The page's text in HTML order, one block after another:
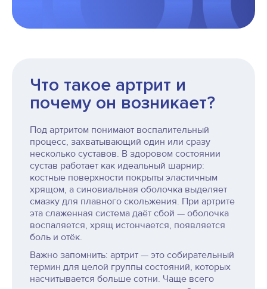
Что такое артрит и
почему он возникает?
Под артритом понимают воспалительный
процесс, захватывающий один или сразу
несколько суставов. В здоровом состоянии
сустав работает как идеальный шарнир:
костные поверхности покрыты эластичным
хрящом, а синовиальная оболочка выделяет
смазку для плавного скольжения. При артрите
эта слаженная система даёт сбой — оболочка
воспаляется, хрящ истончается, появляется
боль и отёк.
Важно запомнить: артрит — это собирательный
термин для целой группы состояний, которых
насчитывается больше сотни. Чаще всего